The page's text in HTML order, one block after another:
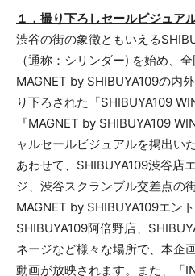
１．撮り下ろしセールビジュア
渋谷の街の象徴ともいえる
（通称：シリンダー) を始め、全
MAGNET by SHIBUYA109の内
り下ろされた『SHIBUYA109
『MAGNET by SHIBUYA109
ャルセールビジュアルを掲出い
あわせて、SHIBUYA109渋谷店
ジ、渋谷スクランブル交差点の
MAGNET by SHIBUYA109エン
SHIBUYA109阿倍野店、
ネージなど様々な場所で、本企
動画が放映されます。また、「